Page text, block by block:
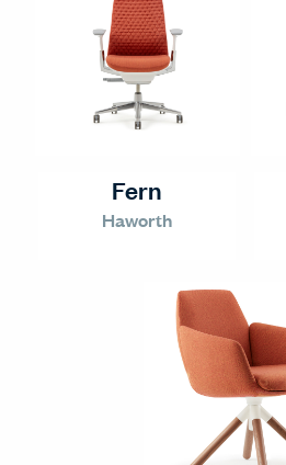
Fern
Haworth